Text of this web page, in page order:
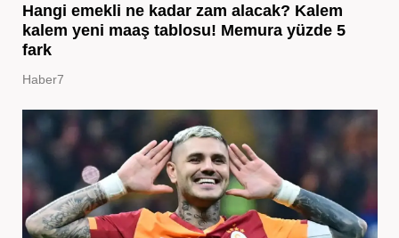
Hangi emekli ne kadar zam alacak? Kalem
kalem yeni maaş tablosu! Memura yüzde 5
fark
Haber7